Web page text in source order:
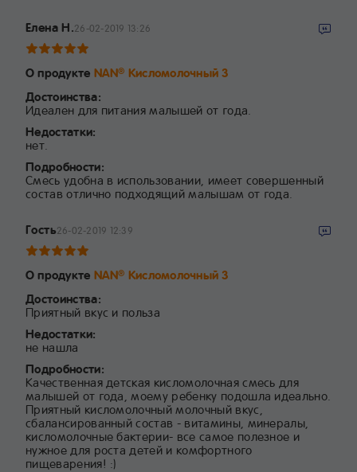
Елена Н.26-02-2019 13:26
О продукте NAN® Кисломолочный 3
Достоинства:
Идеален для питания малышей от года.
Недостатки:
нет.
Подробности:
Смесь удобна в использовании, имеет совершенный
состав отлично подходящий малышам от года.
Гость26-02-2019 12:39
О продукте NAN® Кисломолочный 3
Достоинства:
Приятный вкус и польза
Недостатки:
не нашла
Подробности:
Качественная детская кисломолочная смесь для
малышей от года, моему ребенку подошла идеально.
Приятный кисломолочный молочный вкус,
сбалансированный состав - витамины, минералы,
кисломолочные бактерии- все самое полезное и
нужное для роста детей и комфортного
пищеварения! :)